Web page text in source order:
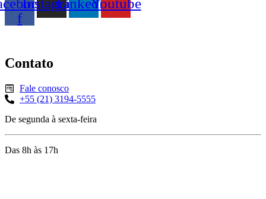
f
Contato
Fale conosco
+55 (21) 3194-5555
De segunda à sexta-feira
Das 8h às 17h